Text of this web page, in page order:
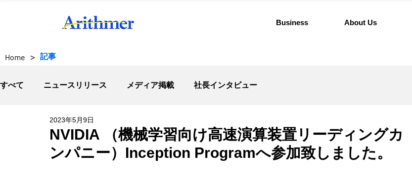
Business About Us
Home > 記事
すべて ニュースリリース メディア掲載 社長インタビュー
NVIDIA （機械学習向け高速演算装置リーディングカ
ンパニー）Inception Programへ参加致しました。
2023年5月9日